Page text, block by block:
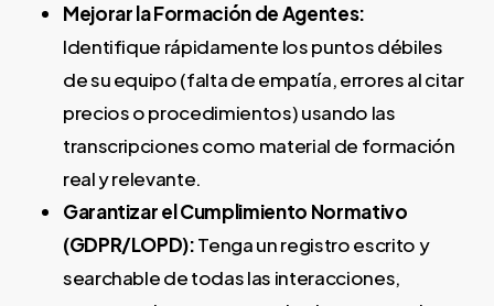
Mejorar la Formación de Agentes:
Identifique rápidamente los puntos débiles
de su equipo (falta de empatía, errores al citar
precios o procedimientos) usando las
transcripciones como material de formación
real y relevante.
Garantizar el Cumplimiento Normativo
(GDPR/LOPD):Tenga un registro escrito y
searchable de todas las interacciones,